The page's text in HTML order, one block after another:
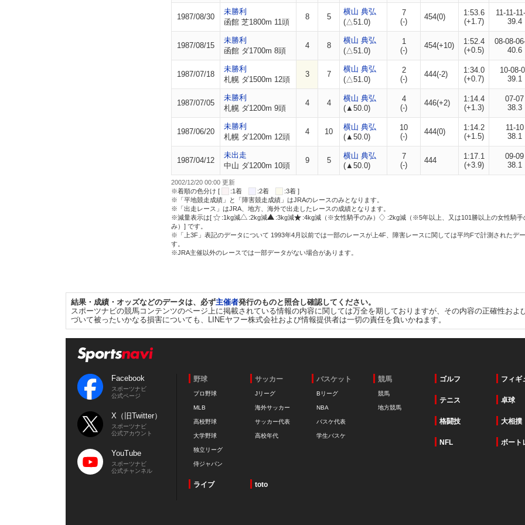
1987/08/30
未勝利
函館 芝1800m 11頭
8 5
横山 典弘
(△51.0)
7
(-)
454(0)
1:53.6
(+1.7)
11-11-
39.4
1987/08/15
未勝利
函館 ダ1700m 8頭
4 8
横山 典弘
(△51.0)
1
(-)
454(+10)
1:52.4
(+0.5)
08-08-
40.6
1987/07/18
未勝利
札幌 ダ1500m 12頭
3 7
横山 典弘
(△51.0)
2
(-)
444(-2)
1:34.0
(+0.7)
10-08-
39.1
1987/07/05
未勝利
札幌 ダ1200m 9頭
4 4
横山 典弘
(▲50.0)
4
(-)
446(+2)
1:14.4
(+1.3)
07-07
38.3
1987/06/20
未勝利
札幌 ダ1200m 12頭
4 10
横山 典弘
(▲50.0)
10
(-)
444(0)
1:14.2
(+1.5)
11-10
38.1
1987/04/12
未出走
中山 ダ1200m 10頭
9 5
横山 典弘
(▲50.0)
7
(-)
444
1:17.1
(+3.9)
09-09
38.1
2002/12/20 00:00 更新
※着順の色分け [
:1着 :2着
:3着 ]
※「平地競走成績」と「障害競走成績」はJRAのレースのみとなります。
※「出走レース」はJRA、地方、海外で出走したレースの成績となります。
※減量表示は[
:1kg減 :2kg減 :3kg減 :4kg減（※女性騎手のみ）
:2kg減（※5年以上、又は101勝以上の女性騎手
み）] です。
※「上3F」表記のデータについて 1993年4月以前では一部のレースが上4F、障害レースに関しては平均Fで計測されたデ
す。
※JRA主催以外のレースでは一部データがない場合があります。
結果・成績・オッズなどのデータは、必ず主催者発行のものと照合し確認してください。
スポーツナビの競馬コンテンツのページ上に掲載されている情報の内容に関しては万全を期しておりますが、その内容の正確性お
づいて被ったいかなる損害についても、LINEヤフー株式会社および情報提供者は一切の責任を負いかねます。
Facebook
スポーツナビ
公式ページ
X（旧Twitter）
スポーツナビ
公式アカウント
YouTube
スポーツナビ
公式チャンネル
野球
プロ野球
MLB
高校野球
大学野球
独立リーグ
侍ジャパン
サッカー
Jリーグ
海外サッカー
サッカー代表
高校年代
バスケット
Bリーグ
NBA
バスケ代表
学生バスケ
競馬
競馬
地方競馬
ゴルフ フィギ
テニス 卓球
格闘技 大相撲
NFL ボート
ライブ toto